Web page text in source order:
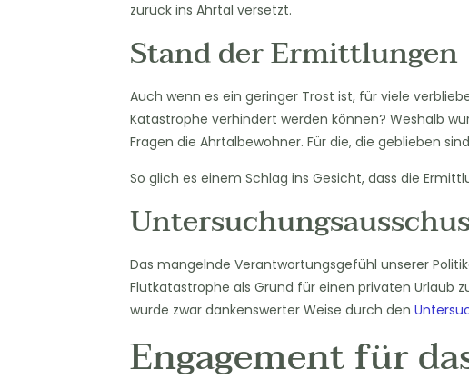
zurück ins Ahrtal versetzt.
Stand der Ermittlungen
Auch wenn es ein geringer Trost ist, für viele
Katastrophe verhindert werden können? Weshalb
Fragen die Ahrtalbewohner. Für die, die geblieben
So glich es einem Schlag ins Gesicht, dass die
Das mangelnde Verantwortungsgefühl unserer
Flutkatastrophe als Grund für einen privaten Urlaub
wurde zwar dankenswerter Weise durch den
Engagement für